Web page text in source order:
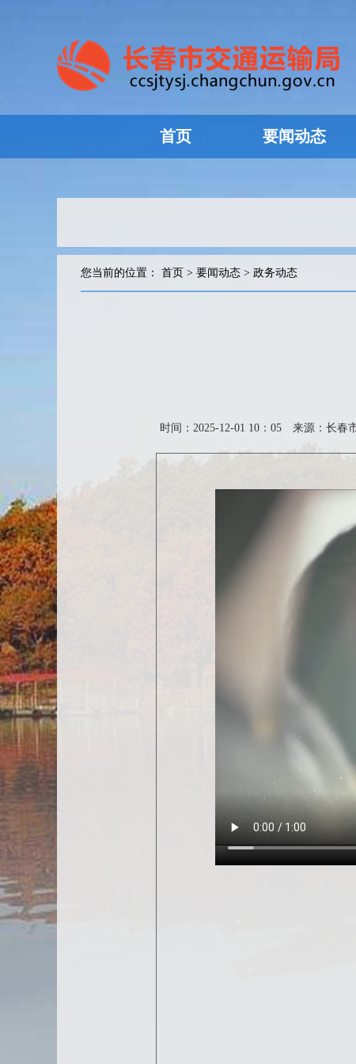
首页 要闻动态
您当前的位置： 首页 > 要闻动态 > 政务动态
时间：2025-12-01 10：05 来源：长春